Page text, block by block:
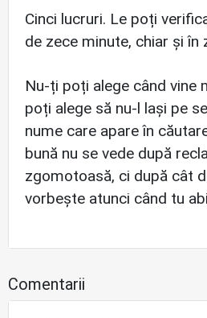
Cinci lucruri. Le poți
de zece minute, chiar și în
Nu-ți poți alege când vine
poți alege să nu-l lași pe
nume care apare în
bună nu se vede după
zgomotoasă, ci după cât
vorbește atunci când tu
Comentarii